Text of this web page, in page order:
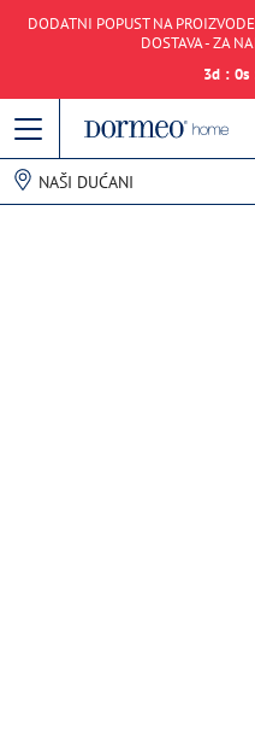
DODATNI POPUST NA
DOSTAVA - ZA
3d : 0s
NAŠI DUĆANI